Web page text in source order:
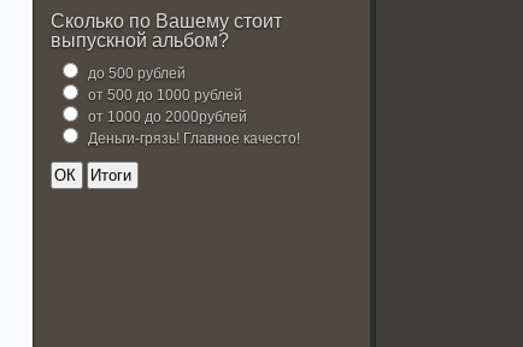
Сколько по Вашему стоит
выпускной альбом?
до 500 рублей
от 500 до 1000 рублей
от 1000 до 2000рублей
Деньги-грязь! Главное качесто!